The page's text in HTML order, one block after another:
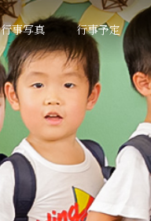
行事写真 行事予定